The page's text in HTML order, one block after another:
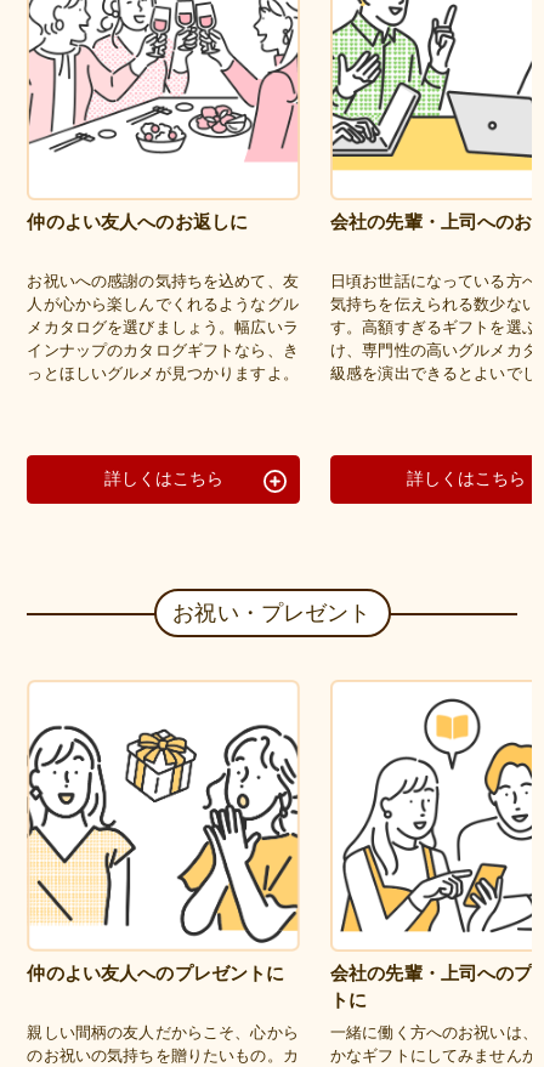
仲のよい友人へのお返しに
お祝いへの感謝の気持ちを込めて、友
人が心から楽しんでくれるようなグル
メカタログを選びましょう。幅広いラ
インナップのカタログギフトなら、き
っとほしいグルメが見つかりますよ。
詳しくはこちら
会社の先輩・上司へのお
日頃お世話になっている方へ
気持ちを伝えられる数少ない
す。高額すぎるギフトを選ぶ
け、専門性の高いグルメカタ
級感を演出できるとよいでし
詳しくはこちら
お祝い・プレゼント
仲のよい友人へのプレゼントに
親しい間柄の友人だからこそ、心から
のお祝いの気持ちを贈りたいもの。カ
会社の先輩・上司へのプ
トに
一緒に働く方へのお祝いは、
かなギフトにしてみませんか